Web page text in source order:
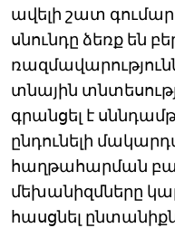
ավելի շատ
սնունդը ձեռք են
տնային
գրանցել է
ընդունելի
հաղթահարման
մեխանիզմները
հասցնել